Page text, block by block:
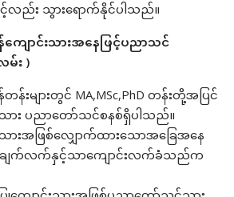
လည်း သွားရောက်နိုင်ပါသည်။
ောင်းသားအနေဖြင့်ပညာသင်
မ်း )
များတွင် MA,MSc,PhD တန်းတို့အပြင်
ား ပညာတော်သင်စနစ်ရှိပါသည်။
းအဖြစ်လျှောက်ထားသောအခြေအနေ
ချက်လက်နှင့်သာကျောင်းလက်ခံသည်က